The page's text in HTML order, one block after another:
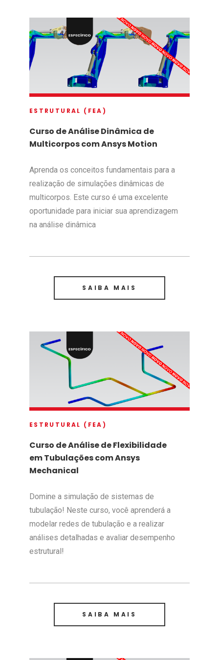
ESTRUTURAL (FEA)
Curso de Análise Dinâmica de
Multicorpos com Ansys Motion
Aprenda os conceitos fundamentais para a
realização de simulações dinâmicas de
multicorpos. Este curso é uma excelente
oportunidade para iniciar sua aprendizagem
na análise dinâmica
SAIBA MAIS
ESTRUTURAL (FEA)
Curso de Análise de Flexibilidade
em Tubulações com Ansys
Mechanical
Domine a simulação de sistemas de
tubulação! Neste curso, você aprenderá a
modelar redes de tubulação e a realizar
análises detalhadas e avaliar desempenho
estrutural!
SAIBA MAIS